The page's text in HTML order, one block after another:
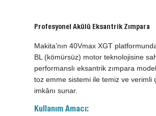
Profesyonel Akülü Eksantrik Zımpara
Makita’nın 40Vmax XGT
BL (kömürsüz) motor teknolojisine
performanslı eksantrik zımpara
toz emme sistemi ile temiz ve verimli
imkânı sunar.
Kullanım Amacı: